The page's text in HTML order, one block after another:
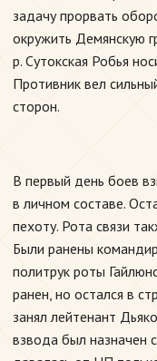
задачу прорвать
окружить Демянскую
р. Сутокская Робья
Противник вел
сторон.
В первый день боев
в личном составе.
пехоту. Рота связи
Были ранены
политрук роты
ранен, но остался в
занял лейтенант
взвода был назначен